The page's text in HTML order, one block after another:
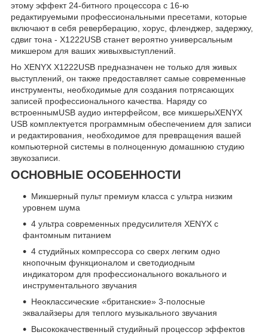
этому эффект 24-битного процессора с 16-ю
редактируемыми профессиональными пресетами, которые
включают в себя реверберацию, хорус, фленджер, задержку,
сдвиг тона - X1222USB станет вероятно универсальным
микшером для ваших живыхвыступлений.
Но XENYX X1222USB предназначен не только для живых
выступлений, он также предоставляет самые современные
инструменты, необходимые для создания потрясающих
записей профессионального качества. Наряду со
встроеннымUSB аудио интерфейсом, все микшерыXENYX
USB комплектуется программным обеспечением для записи
и редактирования, необходимое для превращения вашей
компьютерной системы в полноценную домашнюю студию
звукозаписи.
ОСНОВНЫЕ ОСОБЕННОСТИ
Микшерный пульт премиум класса с ультра низким
уровнем шума
4 ультра современных предусилителя XENYX с
фантомным питанием
4 студийных компрессора со сверх легким одно
кнопочным функционалом и светодиодным
индикатором для профессионального вокального и
инструментального звучания
Неоклассические «британские» 3-полосные
эквалайзеры для теплого музыкального звучания
Высококачественный студийный процессор эффектов